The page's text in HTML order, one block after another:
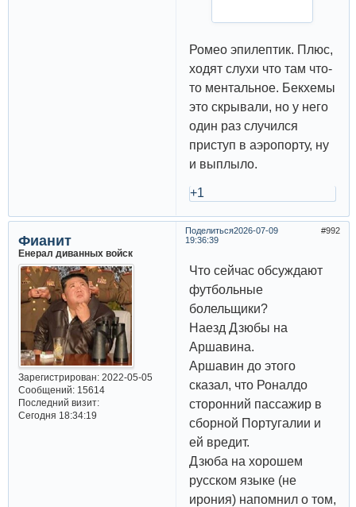
Ромео эпилептик. Плюс,
ходят слухи что там что-
то ментальное. Бекхемы
это скрывали, но у него
один раз случился
приступ в аэропорту, ну
и выплыло.
+1
Поделиться 992
2026-07-09
19:36:39
Фианит
Енерал диванных войск
Зарегистрирован: 2022-05-05
Сообщений:15614
Последний визит:
Сегодня 18:34:19
Что сейчас обсуждают
футбольные
болельщики?
Наезд Дзюбы на
Аршавина.
Аршавин до этого
сказал, что Роналдо
сторонний пассажир в
сборной Португалии и
ей вредит.
Дзюба на хорошем
русском языке (не
ирония) напомнил о том,